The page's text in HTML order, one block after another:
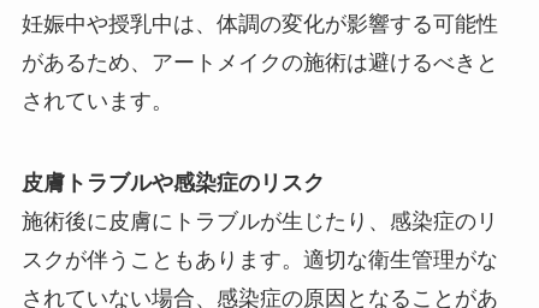
妊娠中や授乳中は、体調の変化が影響する可能性
があるため、アートメイクの施術は避けるべきと
されています。
皮膚トラブルや感染症のリスク
施術後に皮膚にトラブルが生じたり、感染症のリ
スクが伴うこともあります。適切な衛生管理がな
されていない場合、感染症の原因となることがあ